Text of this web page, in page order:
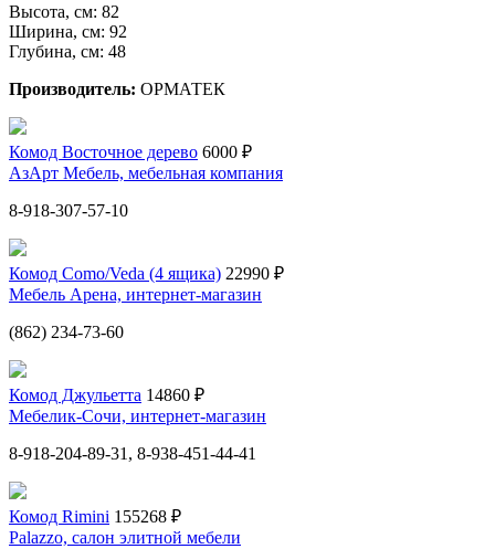
Высота, см: 82
Ширина, см: 92
Глубина, см: 48
Производитель: ОРМАТЕК
Комод Восточное дерево 6000 ₽
АзАрт Мебель, мебельная компания
8-918-307-57-10
Комод Como/Veda (4 ящика) 22990 ₽
Мебель Арена, интернет-магазин
(862) 234-73-60
Комод Джульетта 14860 ₽
Мебелик-Сочи, интернет-магазин
8-918-204-89-31, 8-938-451-44-41
Комод Rimini 155268 ₽
Palazzo, салон элитной мебели